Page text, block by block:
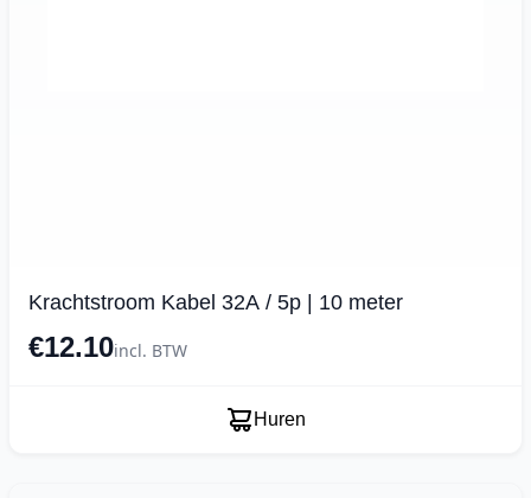
Krachtstroom Kabel 32A / 5p | 10 meter
€12.10incl. BTW
Huren